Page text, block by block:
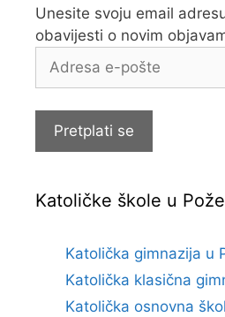
Unesite svoju email
obavijesti o novim
e-
Pretplati se
Katoličke škole u
Katolička gimnazija u
Katolička klasična
Katolička osnovna